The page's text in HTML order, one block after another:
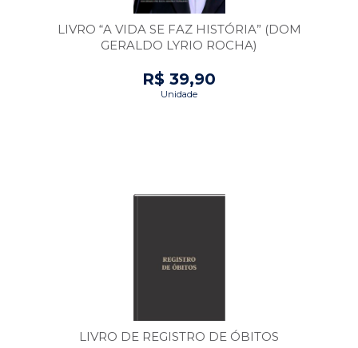
LIVRO “A VIDA SE FAZ HISTÓRIA” (DOM
GERALDO LYRIO ROCHA)
R$ 39,90
Unidade
LIVRO DE REGISTRO DE ÓBITOS